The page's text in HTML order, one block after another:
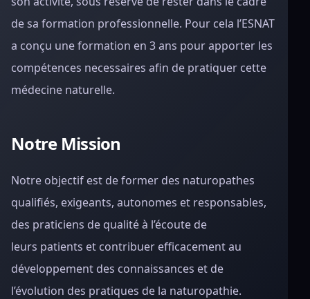
de sa formation professionnelle. Pour cela l’ESNAT
a conçu une formation en 3 ans pour apporter les
compétences necessaires afin de pratiquer cette
médecine naturelle.
Notre Mission
Notre objectif est de former des naturopathes
qualifiés, exigeants, autonomes et responsables,
des praticiens de qualité à l’écoute de
leurs patients et contribuer efficacement au
développement des connaissances et de
l’évolution des pratiques de la naturopathie.